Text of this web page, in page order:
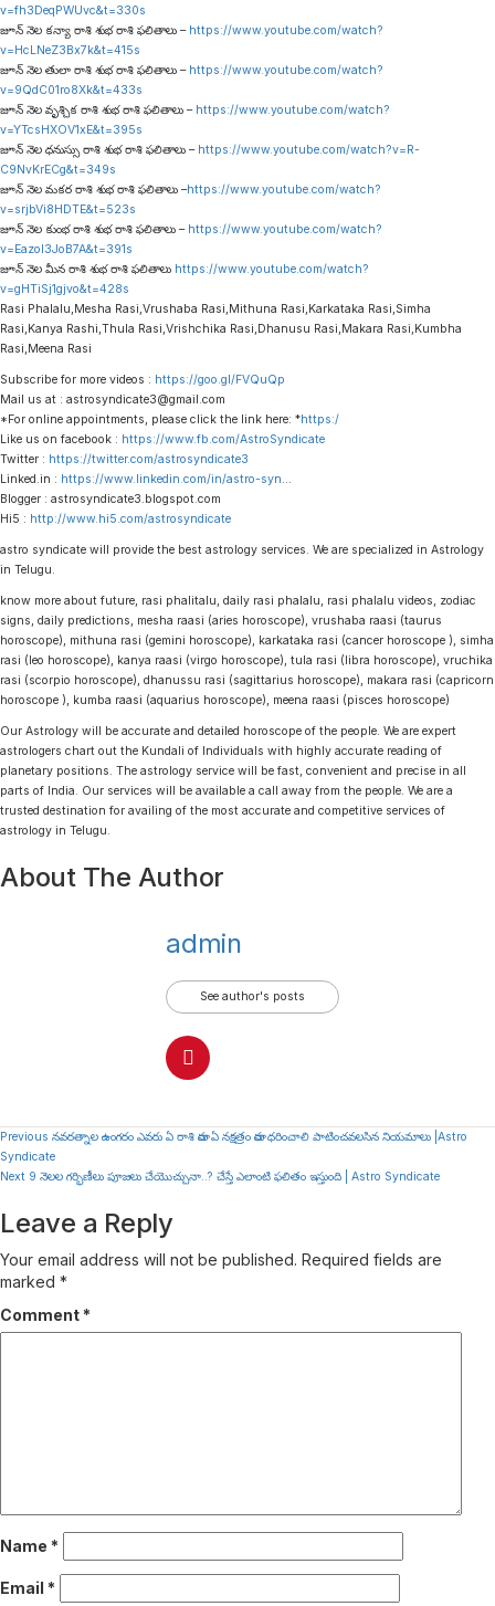
v=fh3DeqPWUvc&t=330s
జూన్ నెల కన్యా రాశి శుభ రాశి ఫలితాలు – https://www.youtube.com/watch?
v=HcLNeZ3Bx7k&t=415s
జూన్ నెల తులా రాశి శుభ రాశి ఫలితాలు – https://www.youtube.com/watch?
v=9QdC01ro8Xk&t=433s
జూన్ నెల వృశ్చిక రాశి శుభ రాశి ఫలితాలు – https://www.youtube.com/watch?
v=YTcsHXOV1xE&t=395s
జూన్ నెల ధనుస్సు రాశి శుభ రాశి ఫలితాలు – https://www.youtube.com/watch?v=R-
C9NvKrECg&t=349s
జూన్ నెల మకర రాశి శుభ రాశి ఫలితాలు –https://www.youtube.com/watch?
v=srjbVi8HDTE&t=523s
జూన్ నెల కుంభ రాశి శుభ రాశి ఫలితాలు – https://www.youtube.com/watch?
v=EazoI3JoB7A&t=391s
జూన్ నెల మీన రాశి శుభ రాశి ఫలితాలు https://www.youtube.com/watch?
v=gHTiSj1gjvo&t=428s
Rasi Phalalu,Mesha Rasi,Vrushaba Rasi,Mithuna Rasi,Karkataka Rasi,Simha
Rasi,Kanya Rashi,Thula Rasi,Vrishchika Rasi,Dhanusu Rasi,Makara Rasi,Kumbha
Rasi,Meena Rasi
Subscribe for more videos : https://goo.gl/FVQuQp
Mail us at : astrosyndicate3@gmail.com
*For online appointments, please click the link here: *https:/
Like us on facebook : https://www.fb.com/AstroSyndicate
Twitter : https://twitter.com/astrosyndicate3
Linked.in : https://www.linkedin.com/in/astro-syn
Blogger : astrosyndicate3.blogspot.com
Hi5 : http://www.hi5.com/astrosyndicate
astro syndicate will provide the best astrology services. We are specialized in Astrology
in Telugu.
know more about future, rasi phalitalu, daily rasi phalalu, rasi phalalu videos, zodiac
signs, daily predictions, mesha raasi (aries horoscope), vrushaba raasi (taurus
horoscope), mithuna rasi (gemini horoscope), karkataka rasi (cancer horoscope ), simha
rasi (leo horoscope), kanya raasi (virgo horoscope), tula rasi (libra horoscope), vruchika
rasi (scorpio horoscope), dhanussu rasi (sagittarius horoscope), makara rasi (capricorn
horoscope ), kumba raasi (aquarius horoscope), meena raasi (pisces horoscope)
Our Astrology will be accurate and detailed horoscope of the people. We are expert
astrologers chart out the Kundali of Individuals with highly accurate reading of
planetary positions. The astrology service will be fast, convenient and precise in all
parts of India. Our services will be available a call away from the people. We are a
trusted destination for availing of the most accurate and competitive services of
astrology in Telugu.
About The Author
admin
See author's posts
Continue
Reading
Previous నవరత్నాల ఉంగరం ఎవరు ఏ రాశి వారు ఏ నక్షత్రం వారు ధరించాలి పాటించవలసిన నియమాలు |Astro
Syndicate
Next 9 నెలల గర్భిణీలు పూజలు చేయొచ్చునా..? చేస్తే ఎలాంటి ఫలితం ఇస్తుంది | Astro Syndicate
Leave a Reply
Your email address will not be published. Required fields are
marked *
Comment *
Name *
Email *